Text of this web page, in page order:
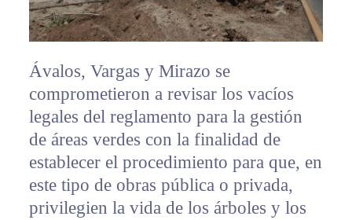
Ávalos, Vargas y Mirazo se
comprometieron a revisar los vacíos
legales del reglamento para la gestión
de áreas verdes con la finalidad de
establecer el procedimiento para que, en
este tipo de obras pública o privada,
privilegien la vida de los árboles y los